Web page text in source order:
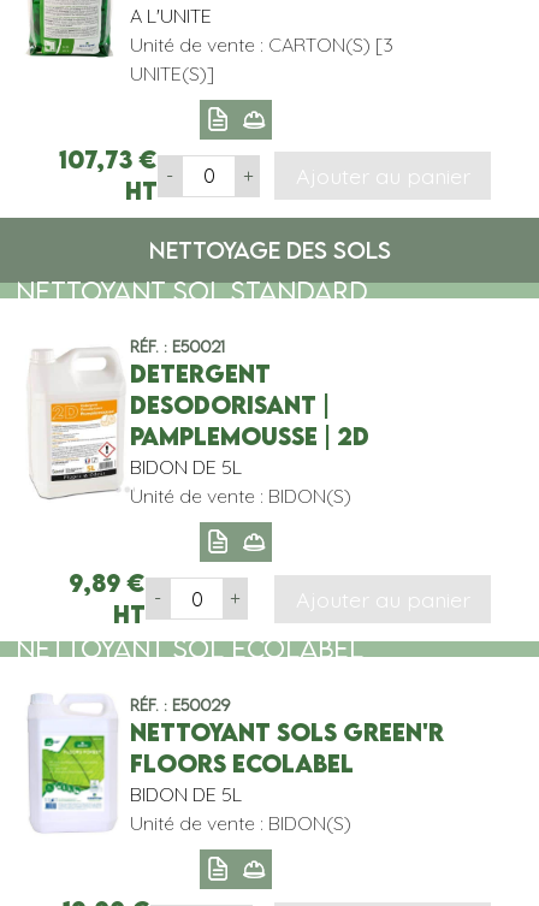
A L'UNITE
Unité de vente : CARTON(S) [3
UNITE(S)]
107,73€
HT
- + Ajouter au panier
NETTOYAGE DES SOLS
NETTOYANT SOL STANDARD
Réf. : E50021
DETERGENT
DESODORISANT |
PAMPLEMOUSSE | 2D
BIDON DE 5L
Unité de vente : BIDON(S)
9,89€
HT
- + Ajouter au panier
NETTOYANT SOL ECOLABEL
Réf. : E50029
NETTOYANT SOLS GREEN'R
FLOORS ECOLABEL
BIDON DE 5L
Unité de vente : BIDON(S)